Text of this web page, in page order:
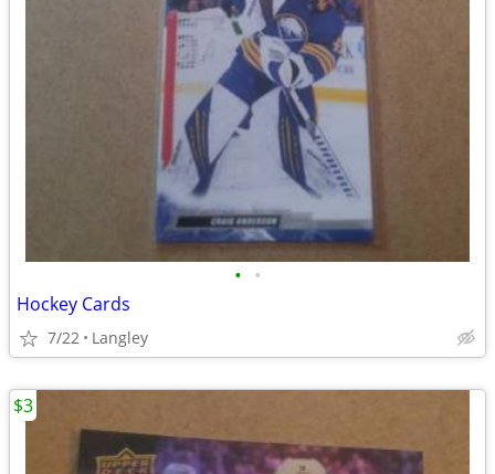
• •
Hockey Cards
7/22 Langley
$3